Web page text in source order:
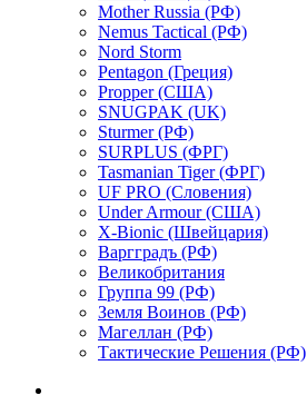
Mother Russia (РФ)
Nemus Tactical (РФ)
Nord Storm
Pentagon (Греция)
Propper (США)
SNUGPAK (UK)
Sturmer (РФ)
SURPLUS (ФРГ)
Tasmanian Tiger (ФРГ)
UF PRO (Словения)
Under Armour (США)
X-Bionic (Швейцария)
Варгградъ (РФ)
Великобритания
Группа 99 (РФ)
Земля Воинов (РФ)
Магеллан (РФ)
Тактические Решения (РФ)